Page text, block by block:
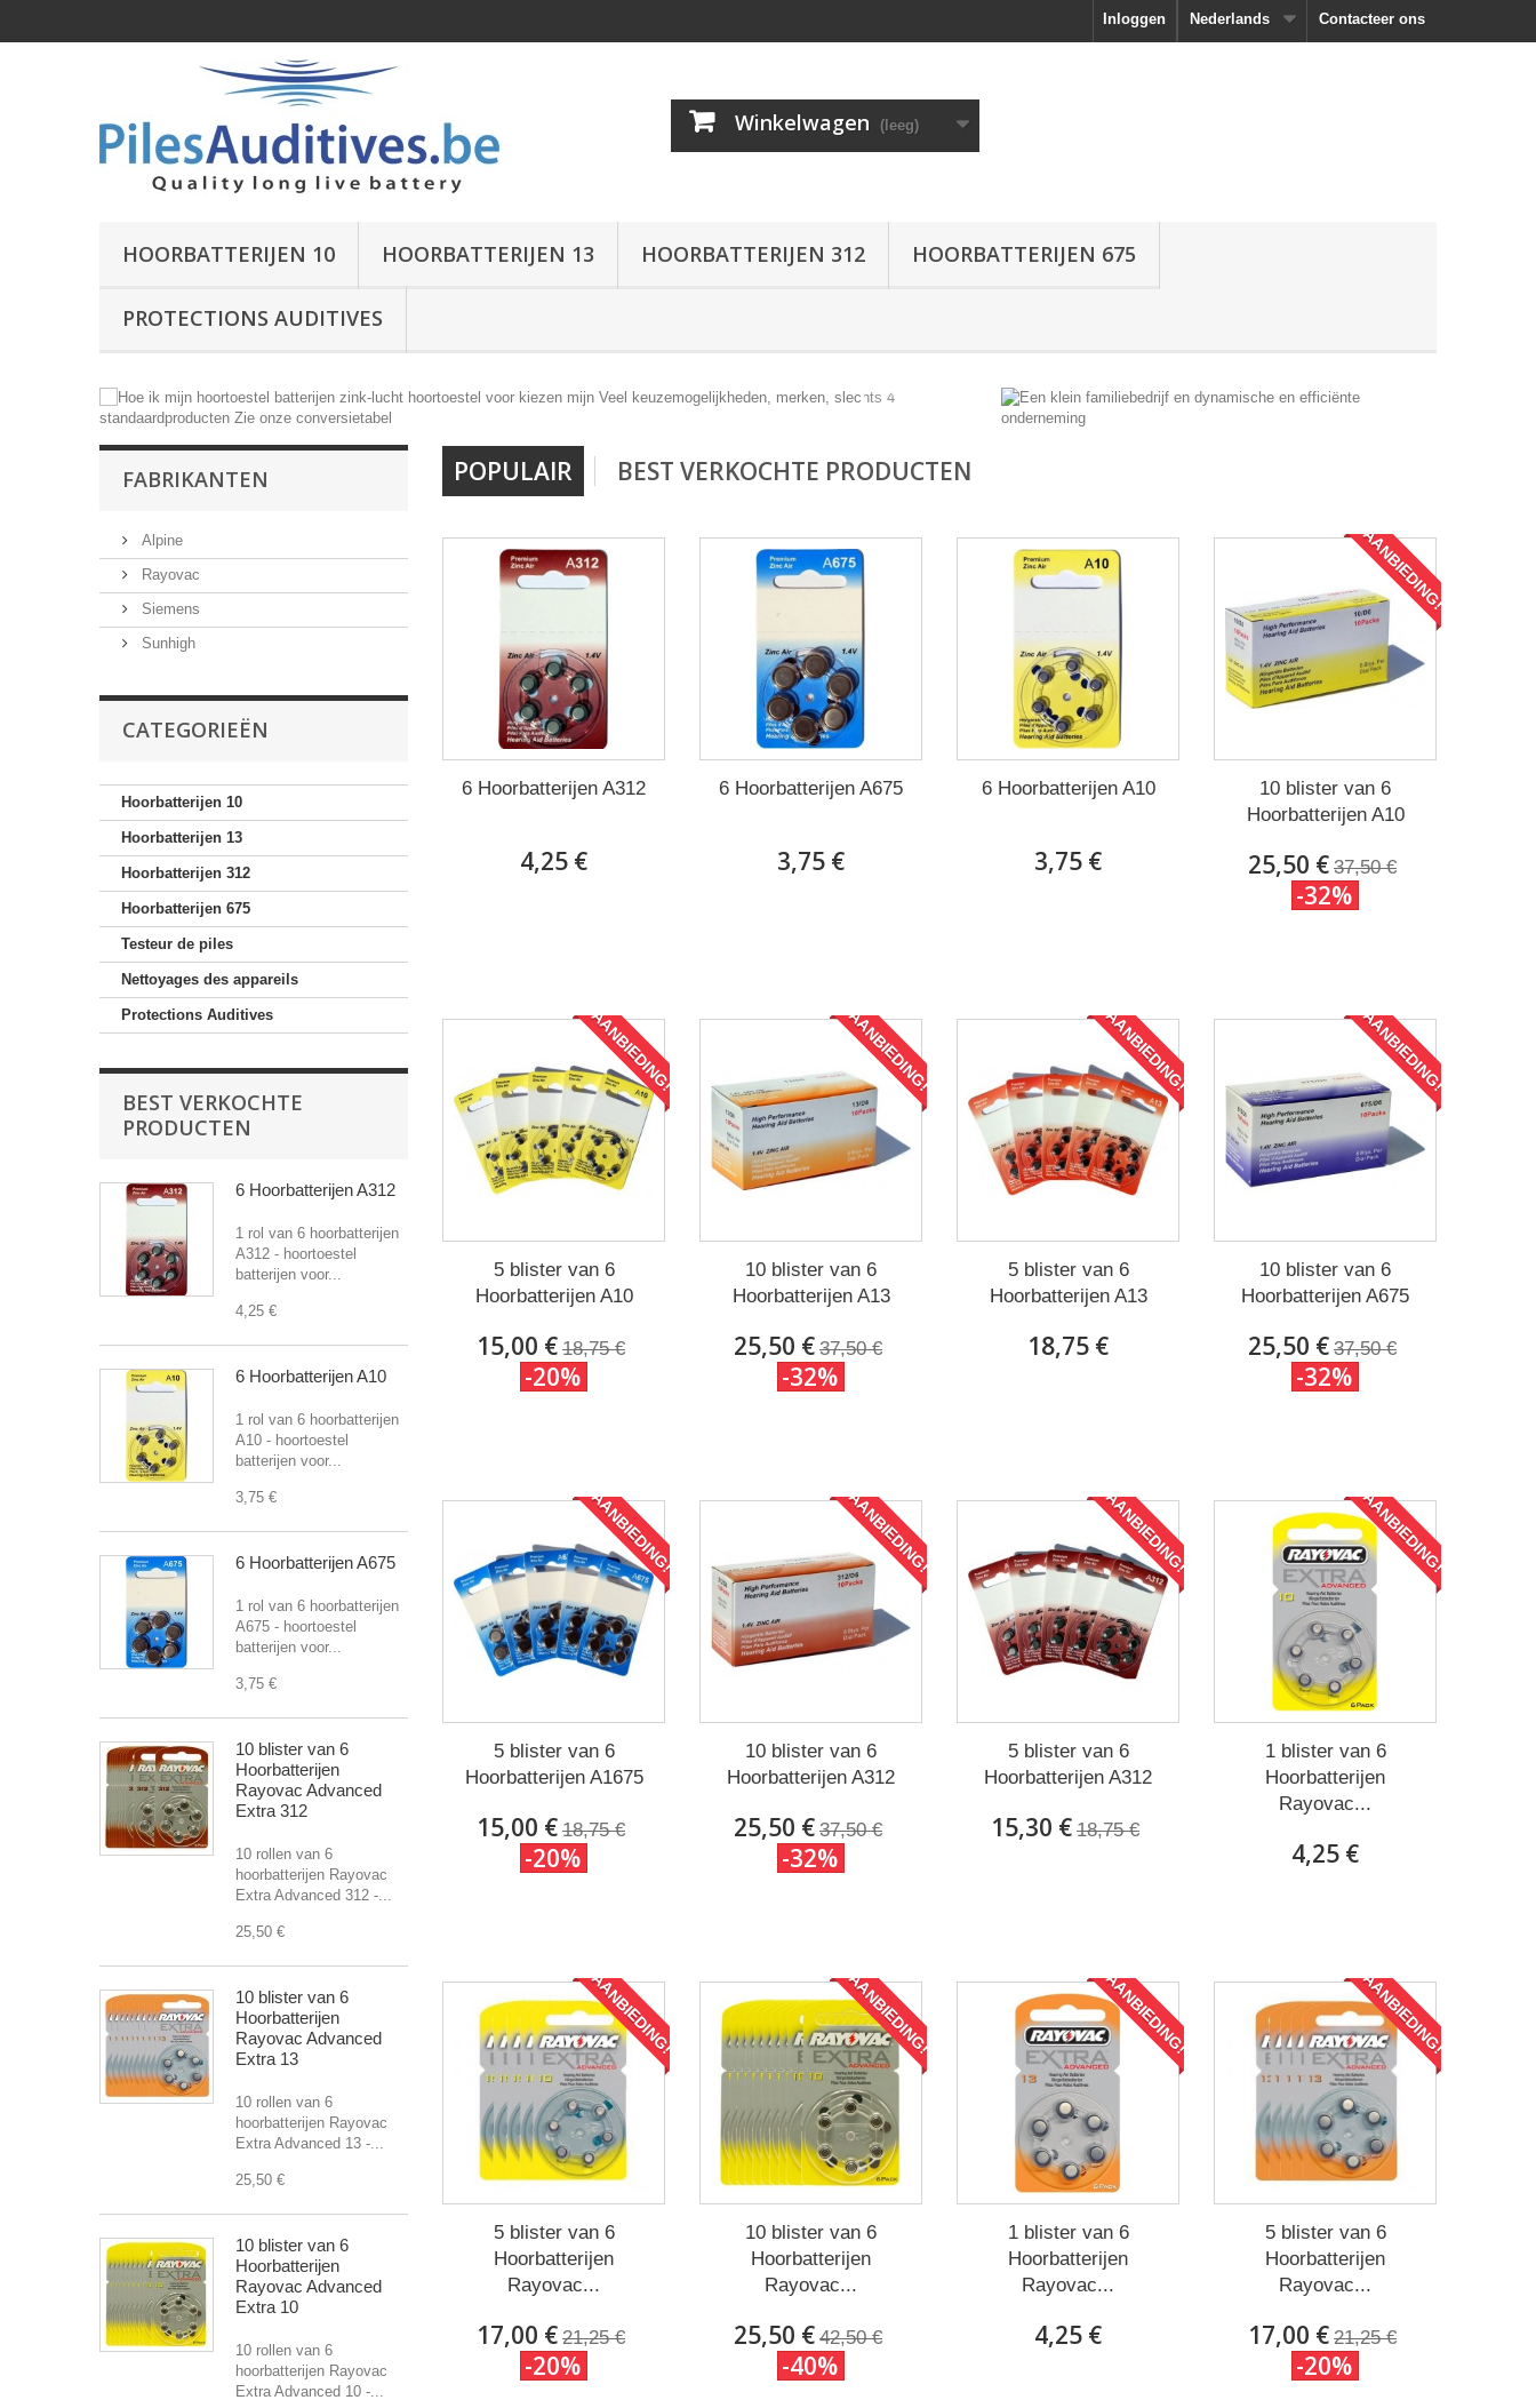
Contacteer ons
Nederlands
Inloggen
Winkelwagen (leeg)
HOORBATTERIJEN 10 HOORBATTERIJEN 13 HOORBATTERIJEN 312 HOORBATTERIJEN 675
PROTECTIONS AUDITIVES
FABRIKANTEN
Alpine
Rayovac
Siemens
Sunhigh
CATEGORIEËN
Hoorbatterijen 10
Hoorbatterijen 13
Hoorbatterijen 312
Hoorbatterijen 675
Testeur de piles
Nettoyages des appareils
Protections Auditives
BEST VERKOCHTE
PRODUCTEN
6 Hoorbatterijen A312
1 rol van 6 hoorbatterijen
A312 - hoortoestel
batterijen voor...
4,25 €
6 Hoorbatterijen A10
1 rol van 6 hoorbatterijen
A10 - hoortoestel
batterijen voor...
3,75 €
6 Hoorbatterijen A675
1 rol van 6 hoorbatterijen
A675 - hoortoestel
batterijen voor...
3,75 €
10 blister van 6
Hoorbatterijen
Rayovac Advanced
Extra 312
10 rollen van 6
hoorbatterijen Rayovac
Extra Advanced 312 -...
25,50 €
10 blister van 6
Hoorbatterijen
Rayovac Advanced
Extra 13
10 rollen van 6
hoorbatterijen Rayovac
Extra Advanced 13 -...
25,50 €
10 blister van 6
Hoorbatterijen
Rayovac Advanced
Extra 10
10 rollen van 6
hoorbatterijen Rayovac
Extra Advanced 10 -...
POPULAIR BEST VERKOCHTE PRODUCTEN
6 Hoorbatterijen A312
4,25 €
6 Hoorbatterijen A675
3,75 €
6 Hoorbatterijen A10
3,75 €
AANBIEDING!
10 blister van 6
Hoorbatterijen A10
25,50 € 37,50 €
-32%
AANBIEDING!
5 blister van 6
Hoorbatterijen A10
15,00 € 18,75 €
-20%
AANBIEDING!
10 blister van 6
Hoorbatterijen A13
25,50 € 37,50 €
-32%
AANBIEDING!
5 blister van 6
Hoorbatterijen A13
18,75 €
AANBIEDING!
10 blister van 6
Hoorbatterijen A675
25,50 € 37,50 €
-32%
AANBIEDING!
5 blister van 6
Hoorbatterijen A1675
15,00 € 18,75 €
-20%
AANBIEDING!
10 blister van 6
Hoorbatterijen A312
25,50 € 37,50 €
-32%
AANBIEDING!
5 blister van 6
Hoorbatterijen A312
15,30 € 18,75 €
AANBIEDING!
1 blister van 6
Hoorbatterijen
Rayovac...
4,25 €
AANBIEDING!
5 blister van 6
Hoorbatterijen
Rayovac...
17,00 € 21,25 €
-20%
AANBIEDING!
10 blister van 6
Hoorbatterijen
Rayovac...
25,50 € 42,50 €
-40%
AANBIEDING!
1 blister van 6
Hoorbatterijen
Rayovac...
4,25 €
AANBIEDING!
5 blister van 6
Hoorbatterijen
Rayovac...
17,00 € 21,25 €
-20%